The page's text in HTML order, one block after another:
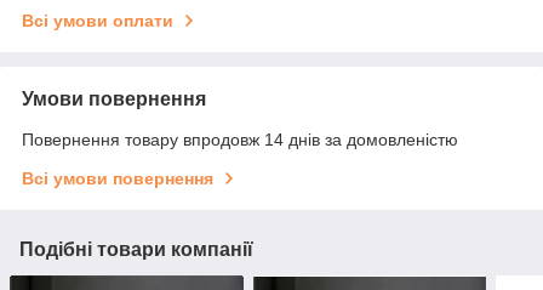
Всі умови оплати
Умови повернення
Повернення товару впродовж 14 днів за домовленістю
Всі умови повернення
Подібні товари компанії